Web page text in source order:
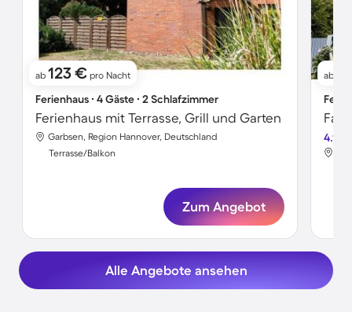
ab 123 € pro Nacht
Ferienhaus ∙ 4 Gäste ∙ 2 Schlafzimmer
Ferienhaus mit Terrasse, Grill und Garten
Garbsen, Region Hannover, Deutschland
Terrasse/Balkon
Zum Angebot
ab
4.1
Alle Angebote ansehen